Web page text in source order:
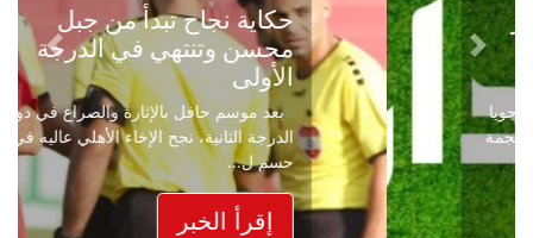
حكاية نجاح تبدأ من جبل
محسن وتنتهي في الدرجة
الأولى
بعد موسم حافل بالإثارة والصراع في دوري
الدرجة الثانية، نجح الإخاء الأهلي عاليه في
حسم ل...
إقرأ الخبر
Previous
Next